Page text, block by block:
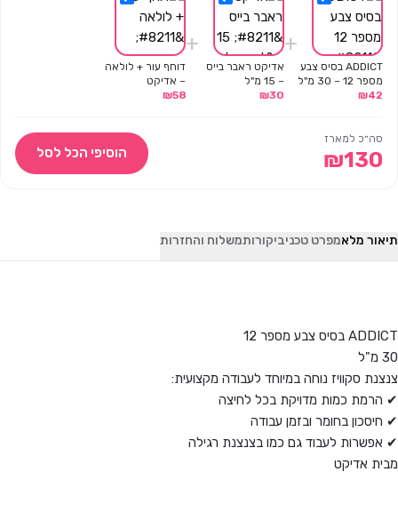
ADDICT בסיס צבע
מספר 12 – 30 מ"ל
₪42
+
אדיקט ראבר בייס
– 15 מ"ל
₪30
+
דוחף עור + לולאה
– אדיקט
₪58
סה״כ למארז
₪130 הוסיפי הכל לסל
תיאור מלאמפרט טכניביקורותמשלוח והחזרות
ADDICT בסיס צבע מספר 12
30 מ"ל
צנצנת סקוויז נוחה במיוחד לעבודה מקצועית:
✔ הרמת כמות מדויקת בכל לחיצה
✔ חיסכון בחומר ובזמן עבודה
✔ אפשרות לעבוד גם כמו בצנצנת רגילה
מבית אדיקט